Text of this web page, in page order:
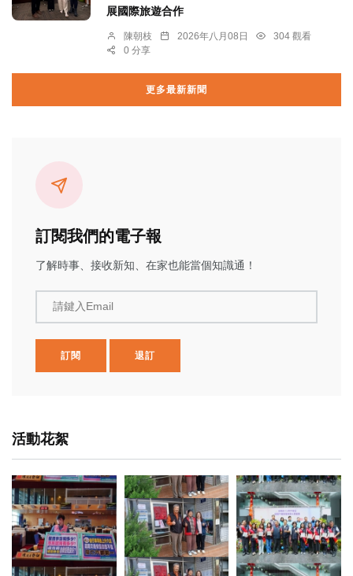
展國際旅遊合作
陳朝枝 2026年八月08日
304 觀看
0 分享
更多最新新聞
訂閱我們的電子報
了解時事、接收新知、在家也能當個知識通！
請鍵入Email
訂閱 退訂
活動花絮